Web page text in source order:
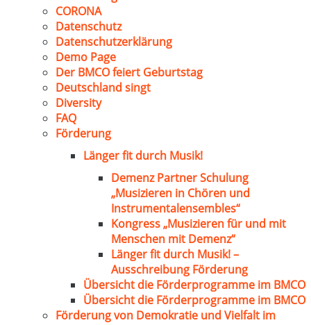
CORONA
Datenschutz
Datenschutzerklärung
Demo Page
Der BMCO feiert Geburtstag
Deutschland singt
Diversity
FAQ
Förderung
Länger fit durch Musik!
Demenz Partner Schulung
„Musizieren in Chören und
Instrumentalensembles“
Kongress „Musizieren für und mit
Menschen mit Demenz“
Länger fit durch Musik! –
Ausschreibung Förderung
Übersicht die Förderprogramme im BMCO
Übersicht die Förderprogramme im BMCO
Förderung von Demokratie und Vielfalt im